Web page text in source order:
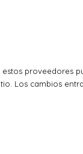
proveedores
Los cambios